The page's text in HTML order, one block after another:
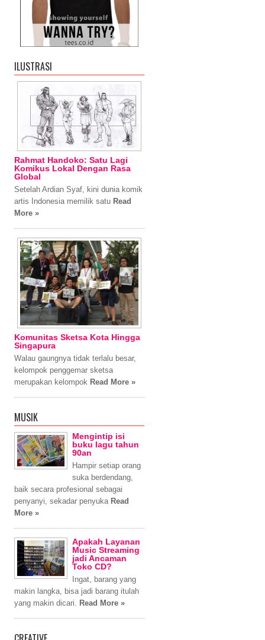
ILUSTRASI
Rahmat Handoko: Satu Lagi
Komikus Lokal Dengan Rasa
Global
Setelah Ardian Syaf, kini dunia komik
artis Indonesia memilik satu Read
More »
Komunitas Sketsa Kota Hingga
Singapura
Walau gaungnya tidak terlalu besar,
kelompok penggemar sketsa
merupakan kelompok Read More »
MUSIK
Mengintip isi
buku lagu tahun
90an
Hampir setiap orang
suka berdendang,
baik secara profesional sebagai
penyanyi, sekadar penyuka Read
More »
Apakah Layanan
Music Streaming
jadi Ancaman
Toko CD?
Ingat, barang yang
makin langka, bisa jadi barang itulah
yang makin dicari.
Read More »